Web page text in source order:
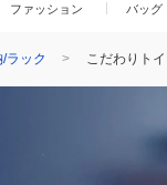
ファッション バッグ
ラック こだわりト